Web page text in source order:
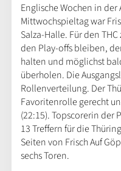
Englische Wochen in der
Mittwochspieltag war
Salza-Halle. Für den
den Play-offs bleiben,
halten und möglichst
überholen. Die
Rollenverteilung. Der
Favoritenrolle gerecht
(22:15). Topscorerin der
13 Treffern für die
Seiten von Frisch Auf
sechs Toren.